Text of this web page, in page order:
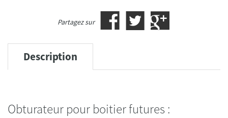
Partagez sur
Description
Obturateur pour boitier futures :